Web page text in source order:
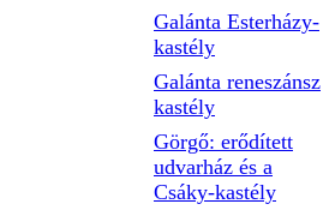
Galánta Esterházy-
kastély
Galánta reneszánsz
kastély
Görgő: erődített
udvarház és a
Csáky-kastély